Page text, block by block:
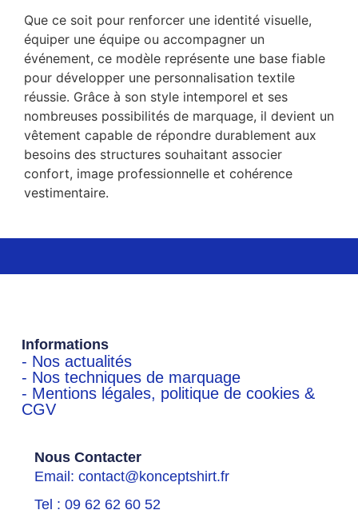
Que ce soit pour renforcer une identité visuelle,
équiper une équipe ou accompagner un
événement, ce modèle représente une base fiable
pour développer une personnalisation textile
réussie. Grâce à son style intemporel et ses
nombreuses possibilités de marquage, il devient un
vêtement capable de répondre durablement aux
besoins des structures souhaitant associer
confort, image professionnelle et cohérence
vestimentaire.
Informations
- Nos actualités
- Nos techniques de marquage
- Mentions légales, politique de cookies &
CGV
Nous Contacter
Email: contact@konceptshirt.fr
Tel : 09 62 62 60 52